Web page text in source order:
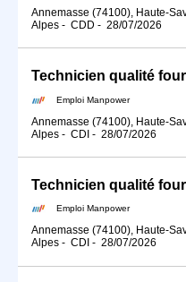
Annemasse (74100), Haute-
Alpes - CDD - 28/07/2026
Technicien qualité
Emploi Manpower
Annemasse (74100), Haute-
Alpes - CDI - 28/07/2026
Technicien qualité
Emploi Manpower
Annemasse (74100), Haute-
Alpes - CDI - 28/07/2026